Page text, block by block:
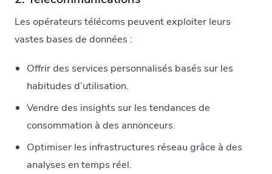
Les opérateurs télécoms peuvent exploiter leurs
vastes bases de données :
Offrir des services personnalisés basés sur les
habitudes d’utilisation.
Vendre des insights sur les tendances de
consommation à des annonceurs.
Optimiser les infrastructures réseau grâce à des
analyses en temps réel.